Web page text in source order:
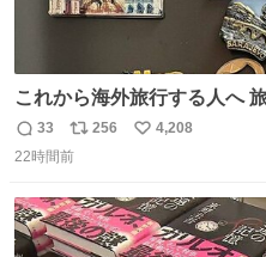
これから海外旅行する人へ
る マグネットを買って欲しい。 僕は交換留学してた1
で20カ国回ったけど、旅行
どそれぞれのマグネットを
みがえります。
返
信
33
リ
ポ
ト
数
256
い
数
4,208
22時間前